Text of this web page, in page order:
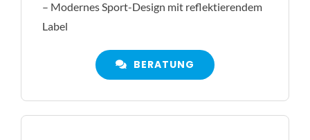
– Modernes Sport-Design mit reflektierendem
Label
BERATUNG